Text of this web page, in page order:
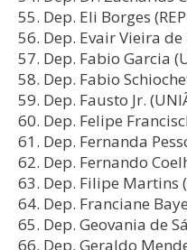
Dep. Eli Borges
Dep. Evair Vieira de
Dep. Fabio Garcia
Dep. Fabio
Dep. Fausto Jr.
Dep. Felipe
Dep. Fernanda
Dep. Fernando
Dep. Filipe Martins
Dep. Franciane
Dep. Geovania de
Dep. Geraldo